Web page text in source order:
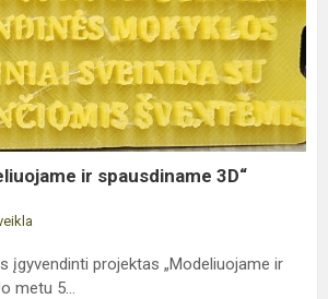
ir spausdiname 3D“
įgyvendinti projektas „Modeliuojame ir
metu 5...